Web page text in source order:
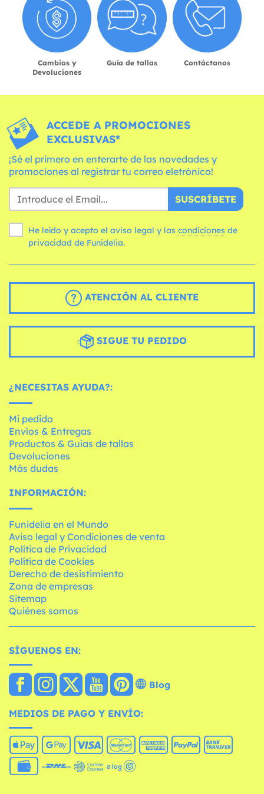
Cambios y
Devoluciones
Guía de tallas Contáctanos
ACCEDE A PROMOCIONES
EXCLUSIVAS*
¡Sé el primero en enterarte de las novedades y
promociones al registrar tu correo eletrónico!
SUSCRÍBETE
He leído y acepto el aviso legal y las condiciones
privacidad de Funidelia.
ATENCIÓN AL CLIENTE
SIGUE TU PEDIDO
¿NECESITAS AYUDA?:
Mi pedido
Envíos & Entregas
Productos & Guías de tallas
Devoluciones
Más dudas
INFORMACIÓN:
Funidelia en el Mundo
Aviso legal y Condiciones de venta
Política de Privacidad
Política de Cookies
Derecho de desistimiento
Zona de empresas
Sitemap
Quiénes somos
SÍGUENOS EN:
Blog
MEDIOS DE PAGO Y ENVÍO: